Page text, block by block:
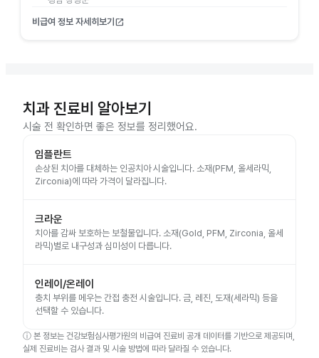
비급여 정보 자세히보기 open_in_new
치과 진료비 알아보기
시술 전 확인하면 좋은 정보를 정리했어요.
임플란트
손상된 치아를 대체하는 인공치아 시술입니다. 소재(PFM, 올세라믹,
Zirconia)에 따라 가격이 달라집니다.
크라운
치아를 감싸 보호하는 보철물입니다. 소재(Gold, PFM, Zirconia, 올세
라믹)별로 내구성과 심미성이 다릅니다.
인레이/온레이
충치 부위를 메우는 간접 충전 시술입니다. 금, 레진, 도재(세라믹) 등을
선택할 수 있습니다.
ⓘ 본 정보는 건강보험심사평가원의 비급여 진료비 공개 데이터를 기반으로 제공되며,
실제 진료비는 검사 결과 및 시술 방법에 따라 달라질 수 있습니다.